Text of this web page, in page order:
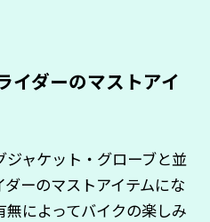
イダーのマストアイ
ャケット・グローブと並
ーのマストアイテムにな
によってバイクの楽しみ